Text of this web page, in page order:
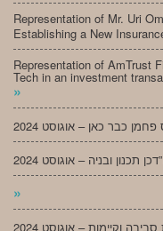
Representation of Mr. Uri
Establishing a New
Representation of AmTrust
Tech in an investment
»
»